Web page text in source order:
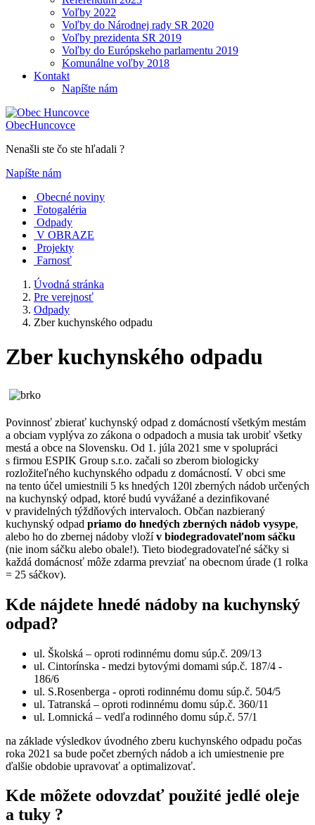
Voľby 2022
Voľby do Národnej rady SR 2020
Voľby prezidenta SR 2019
Voľby do Európskeho parlamentu 2019
Komunálne voľby 2018
Kontakt
Napíšte nám
ObecHuncovce
Nenašli ste čo ste hľadali ?
Napíšte nám
Obecné noviny
Fotogaléria
Odpady
V OBRAZE
Projekty
Farnosť
Úvodná stránka
Pre verejnosť
Odpady
Zber kuchynského odpadu
Zber kuchynského odpadu
Povinnosť zbierať kuchynský odpad z domácností všetkým mestám
a obciam vyplýva zo zákona o odpadoch a musia tak urobiť všetky
mestá a obce na Slovensku. Od 1. júla 2021 sme v spolupráci
s firmou ESPIK Group s.r.o. začali so zberom biologicky
rozložiteľného kuchynského odpadu z domácností. V obci sme
na tento účel umiestnili 5 ks hnedých 120l zberných nádob určených
na kuchynský odpad, ktoré budú vyvážané a dezinfikované
v pravidelných týždňových intervaloch. Občan nazbieraný
kuchynský odpad priamo do hnedých zberných nádob vysype,
alebo ho do zbernej nádoby vložív biodegradovateľnom sáčku
(nie inom sáčku alebo obale!). Tieto biodegradovateľné sáčky si
každá domácnosť môže zdarma prevziať na obecnom úrade (1 rolka
= 25 sáčkov).
Kde nájdete hnedé nádoby na kuchynský
odpad?
ul. Školská – oproti rodinnému domu súp.č. 209/13
ul. Cintorínska - medzi bytovými domami súp.č. 187/4 -
186/6
ul. S.Rosenberga - oproti rodinnému domu súp.č. 504/5
ul. Tatranská – oproti rodinnému domu súp.č. 360/11
ul. Lomnická – vedľa rodinného domu súp.č. 57/1
na základe výsledkov úvodného zberu kuchynského odpadu počas
roka 2021 sa bude počet zberných nádob a ich umiestnenie pre
ďalšie obdobie upravovať a optimalizovať.
Kde môžete odovzdať použité jedlé oleje
a tuky ?